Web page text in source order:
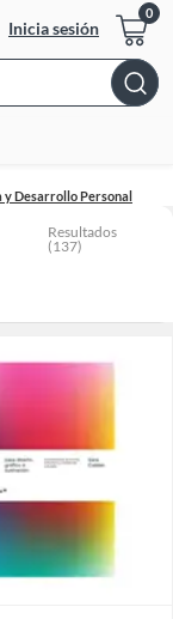
Inicia sesión
y Desarrollo Personal
Resultados
(137)